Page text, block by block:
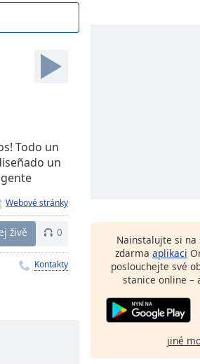
Todo un
un
Webové stránky
živě 0
Kontakty
Nainstalujte si
zdarma aplikaci
poslouchejte své
stanice online –
jiné